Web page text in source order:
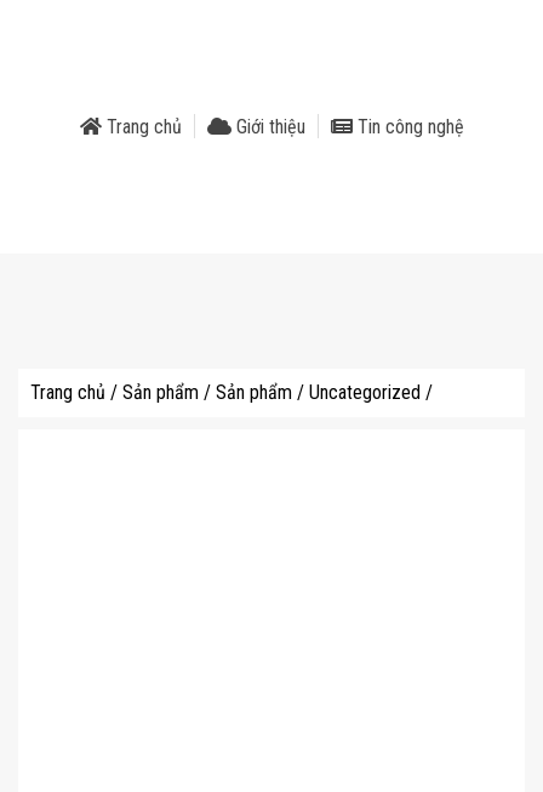
Trang chủ Giới thiệu Tin công nghệ
Trang chủ / Sản phẩm / Sản phẩm / Uncategorized /